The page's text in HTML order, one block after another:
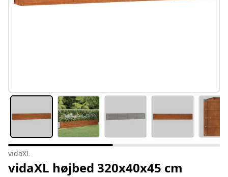
vidaXL
vidaXL højbed 320x40x45 cm